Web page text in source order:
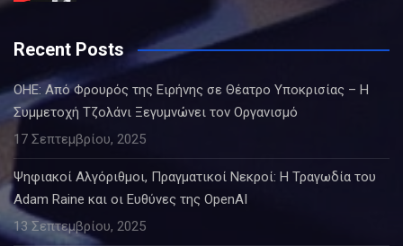
Recent Posts
ΟΗΕ: Από Φρουρός της Ειρήνης σε Θέατρο Υποκρισίας – Η
Συμμετοχή Τζολάνι Ξεγυμνώνει τον Οργανισμό
17 Σεπτεμβρίου, 2025
Ψηφιακοί Αλγόριθμοι, Πραγματικοί Νεκροί: Η Τραγωδία του
Adam Raine και οι Ευθύνες της OpenAI
13 Σεπτεμβρίου, 2025